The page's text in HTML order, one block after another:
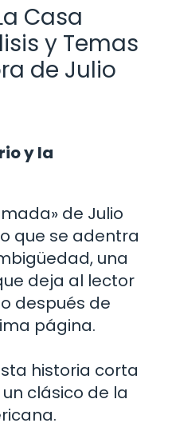
Casa
y Temas
de Julio
y la
de Julio
que se adentra
una
deja al lector
después de
página.
historia corta
clásico de la